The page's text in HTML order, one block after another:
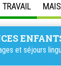
TRAVAIL
et séjours